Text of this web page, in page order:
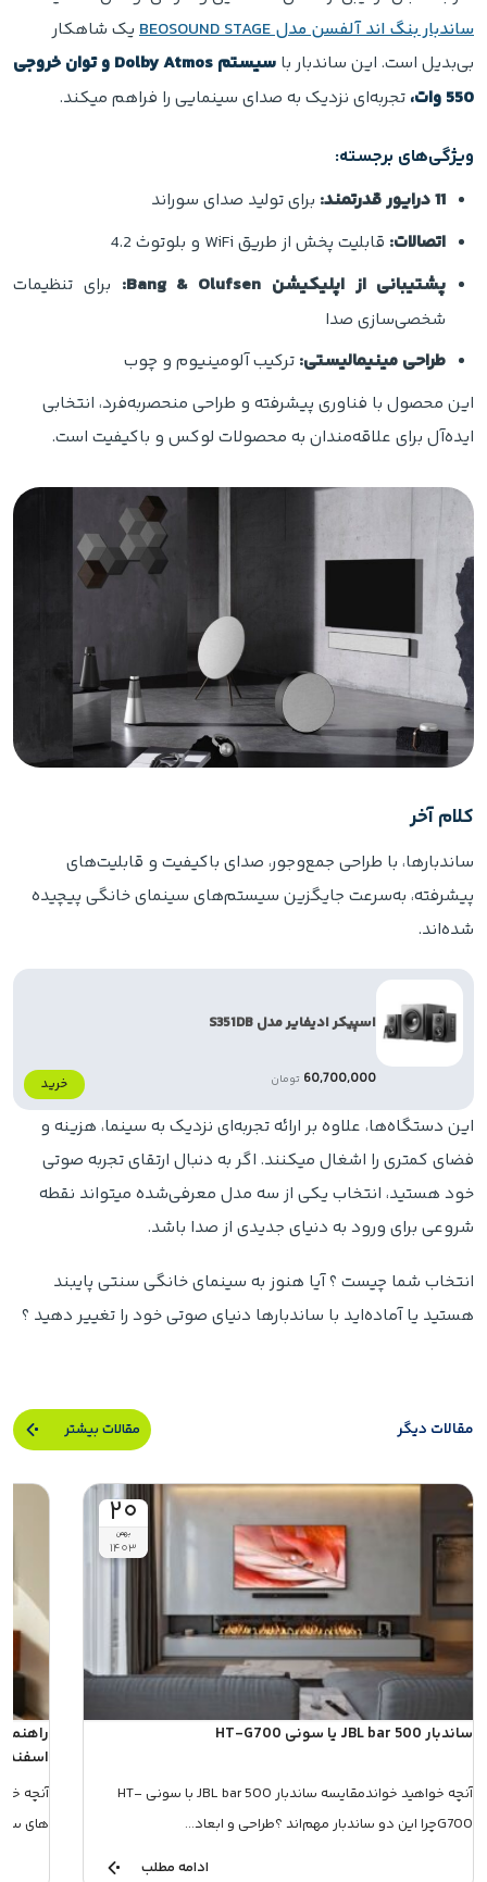
ساندبار بنگ اند آلفسن مدل BEOSOUND STAGE
یک شاهکار
بی‌بدیل است. این ساندبار با
سیستم Dolby Atmos و توان خروجی
550 وات،
تجربه‌ای نزدیک به صدای سینمایی را فراهم میکند.
ویژگی‌های برجسته:
11 درایور قدرتمند:
برای تولید صدای سوراند
اتصالات: قابلیت پخش از طریق WiFi و بلوتوث 4.2
پشتیبانی از اپلیکیشن Bang & Olufsen:
برای تنظیمات
شخصی‌سازی صدا
طراحی مینیمالیستی: ترکیب آلومینیوم و چوب
این محصول با فناوری پیشرفته و طراحی منحصربه‌فرد، انتخابی
ایده‌آل برای علاقه‌مندان به محصولات لوکس و باکیفیت است.
کلام آخر
ساندبارها، با طراحی جمع‌وجور، صدای باکیفیت و قابلیت‌های
پیشرفته، به‌سرعت جایگزین سیستم‌های سینمای خانگی پیچیده
شده‌اند.
اسپیکر ادیفایر مدل S351DB
60,700,000 تومان خرید
این دستگاه‌ها، علاوه بر ارائه تجربه‌ای نزدیک به سینما، هزینه و
فضای کمتری را اشغال میکنند. اگر به دنبال ارتقای تجربه صوتی
خود هستید، انتخاب یکی از سه مدل معرفی‌شده میتواند نقطه
شروعی برای ورود به دنیای جدیدی از صدا باشد.
انتخاب شما چیست ؟ آیا هنوز به سینمای خانگی سنتی پایبند
هستید یا آماده‌اید با ساندبارها دنیای صوتی خود را تغییر دهید ؟
مقالات دیگر مقالات بیشتر
۲۰
بهمن
۱۴۰۳
ساندبار JBL bar 500 یا سونی HT-G700
آنچه خواهید خواندمقایسه ساندبار JBL bar 500 با سونی HT-
G700چرا این دو ساندبار مهم‌اند ؟طراحی و ابعاد...
ادامه مطلب
اسفند 1403
آنچه
های ساندبار در